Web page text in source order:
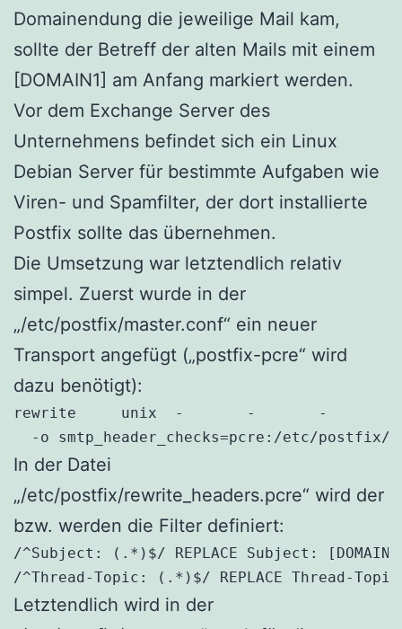
Domainendung die jeweilige Mail kam,
sollte der Betreff der alten Mails mit einem
[DOMAIN1] am Anfang markiert werden.
Vor dem Exchange Server des
Unternehmens befindet sich ein Linux
Debian Server für bestimmte Aufgaben wie
Viren- und Spamfilter, der dort installierte
Postfix sollte das übernehmen.
Die Umsetzung war letztendlich relativ
simpel. Zuerst wurde in der
„/etc/postfix/master.conf“ ein neuer
Transport angefügt („postfix-pcre“ wird
dazu benötigt):
rewrite     unix  -       -       -
-o smtp_header_checks=pcre:/etc/postfix/
In der Datei
„/etc/postfix/rewrite_headers.pcre“ wird der
bzw. werden die Filter definiert:
/^Subject: (.*)$/ REPLACE Subject:
Letztendlich wird in der